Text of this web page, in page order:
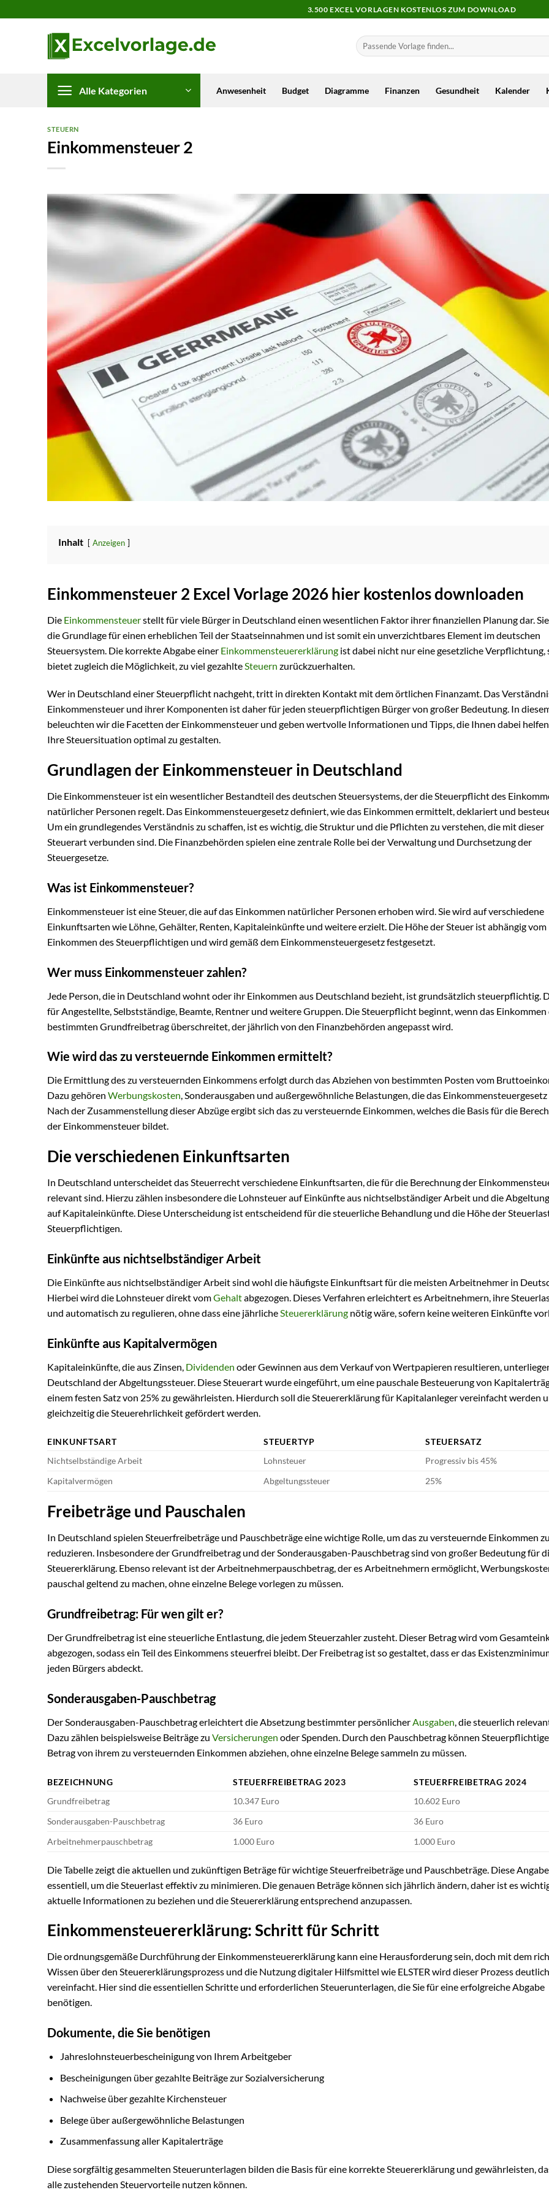
Inhalt
3.500 EXCEL VORLAGEN KOSTENLOS ZUM DOWNLOAD
Alle Kategorien Anwesenheit Budget Diagramme Finanzen Gesundheit Kalender
STEUERN
Einkommensteuer 2
Inhalt Anzeigen
Einkommensteuer 2 Excel Vorlage 2026 hier kostenlos downloaden
Die Einkommensteuerstellt für viele Bürger in Deutschland einen wesentlichen Faktor ihrer finanziellen Planung dar.
die Grundlage für einen erheblichen Teil der Staatseinnahmen und ist somit ein unverzichtbares Element im deutschen
Steuersystem. Die korrekte Abgabe einer Einkommensteuererklärung ist dabei nicht nur eine gesetzliche Verpflichtung,
bietet zugleich die Möglichkeit, zu viel gezahlte Steuern zurückzuerhalten.
Wer in Deutschland einer Steuerpflicht nachgeht, tritt in direkten Kontakt mit dem örtlichen Finanzamt. Das
Einkommensteuer und ihrer Komponenten ist daher für jeden steuerpflichtigen Bürger von großer Bedeutung. In
beleuchten wir die Facetten der Einkommensteuer und geben wertvolle Informationen und Tipps, die Ihnen dabei
Ihre Steuersituation optimal zu gestalten.
Grundlagen der Einkommensteuer in Deutschland
Die Einkommensteuer ist ein wesentlicher Bestandteil des deutschen Steuersystems, der die Steuerpflicht des
natürlicher Personen regelt. Das Einkommensteuergesetz definiert, wie das Einkommen ermittelt, deklariert und
Um ein grundlegendes Verständnis zu schaffen, ist es wichtig, die Struktur und die Pflichten zu verstehen, die mit dieser
Steuerart verbunden sind. Die Finanzbehörden spielen eine zentrale Rolle bei der Verwaltung und Durchsetzung der
Steuergesetze.
Was ist Einkommensteuer?
Einkommensteuer ist eine Steuer, die auf das Einkommen natürlicher Personen erhoben wird. Sie wird auf verschiedene
Einkunftsarten wie Löhne, Gehälter, Renten, Kapitaleinkünfte und weitere erzielt. Die Höhe der Steuer ist abhängig vom
Einkommen des Steuerpflichtigen und wird gemäß dem Einkommensteuergesetz festgesetzt.
Wer muss Einkommensteuer zahlen?
Jede Person, die in Deutschland wohnt oder ihr Einkommen aus Deutschland bezieht, ist grundsätzlich steuerpflichtig.
für Angestellte, Selbstständige, Beamte, Rentner und weitere Gruppen. Die Steuerpflicht beginnt, wenn das Einkommen
bestimmten Grundfreibetrag überschreitet, der jährlich von den Finanzbehörden angepasst wird.
Wie wird das zu versteuernde Einkommen ermittelt?
Die Ermittlung des zu versteuernden Einkommens erfolgt durch das Abziehen von bestimmten Posten vom
Dazu gehören Werbungskosten, Sonderausgaben und außergewöhnliche Belastungen, die das Einkommensteuergesetz
Nach der Zusammenstellung dieser Abzüge ergibt sich das zu versteuernde Einkommen, welches die Basis für die
der Einkommensteuer bildet.
Die verschiedenen Einkunftsarten
In Deutschland unterscheidet das Steuerrecht verschiedene Einkunftsarten, die für die Berechnung der
relevant sind. Hierzu zählen insbesondere die Lohnsteuer auf Einkünfte aus nichtselbständiger Arbeit und die
auf Kapitaleinkünfte. Diese Unterscheidung ist entscheidend für die steuerliche Behandlung und die Höhe der
Steuerpflichtigen.
Einkünfte aus nichtselbständiger Arbeit
Die Einkünfte aus nichtselbständiger Arbeit sind wohl die häufigste Einkunftsart für die meisten Arbeitnehmer in
Hierbei wird die Lohnsteuer direkt vomGehaltabgezogen. Dieses Verfahren erleichtert es Arbeitnehmern, ihre
und automatisch zu regulieren, ohne dass eine jährlicheSteuererklärung nötig wäre, sofern keine weiteren Einkünfte
Einkünfte aus Kapitalvermögen
Kapitaleinkünfte, die aus Zinsen, Dividenden oder Gewinnen aus dem Verkauf von Wertpapieren resultieren,
Deutschland der Abgeltungssteuer. Diese Steuerart wurde eingeführt, um eine pauschale Besteuerung von
einem festen Satz von 25% zu gewährleisten. Hierdurch soll die Steuererklärung für Kapitalanleger vereinfacht werden
gleichzeitig die Steuerehrlichkeit gefördert werden.
EINKUNFTSART STEUERTYP
STEUERSATZ
Nichtselbständige Arbeit
Lohnsteuer
Progressiv bis 45%
Kapitalvermögen
Abgeltungssteuer 25%
Freibeträge und Pauschalen
In Deutschland spielen Steuerfreibeträge und Pauschbeträge eine wichtige Rolle, um das zu versteuernde Einkommen zu
reduzieren. Insbesondere der Grundfreibetrag und der Sonderausgaben-Pauschbetrag sind von großer Bedeutung für
Steuererklärung. Ebenso relevant ist der Arbeitnehmerpauschbetrag, der es Arbeitnehmern ermöglicht,
pauschal geltend zu machen, ohne einzelne Belege vorlegen zu müssen.
Grundfreibetrag: Für wen gilt er?
Der Grundfreibetrag ist eine steuerliche Entlastung, die jedem Steuerzahler zusteht. Dieser Betrag wird vom
abgezogen, sodass ein Teil des Einkommens steuerfrei bleibt. Der Freibetrag ist so gestaltet, dass er das
jeden Bürgers abdeckt.
Sonderausgaben-Pauschbetrag
Der Sonderausgaben-Pauschbetrag erleichtert die Absetzung bestimmter persönlicherAusgaben, die steuerlich
Dazu zählen beispielsweise Beiträge zu Versicherungen oder Spenden. Durch den Pauschbetrag können
Betrag von ihrem zu versteuernden Einkommen abziehen, ohne einzelne Belege sammeln zu müssen.
BEZEICHNUNG STEUERFREIBETRAG 2023
STEUERFREIBETRAG 2024
Grundfreibetrag
10.347 Euro
10.602 Euro
Sonderausgaben-Pauschbetrag
36 Euro
36 Euro
Arbeitnehmerpauschbetrag
1.000 Euro 1.000 Euro
Die Tabelle zeigt die aktuellen und zukünftigen Beträge für wichtige Steuerfreibeträge und Pauschbeträge. Diese
essentiell, um die Steuerlast effektiv zu minimieren. Die genauen Beträge können sich jährlich ändern, daher ist es
aktuelle Informationen zu beziehen und die Steuererklärung entsprechend anzupassen.
Einkommensteuererklärung: Schritt für Schritt
Die ordnungsgemäße Durchführung der Einkommensteuererklärung kann eine Herausforderung sein, doch mit dem
Wissen über den Steuererklärungsprozess und die Nutzung digitaler Hilfsmittel wie ELSTER wird dieser Prozess deutlich
vereinfacht. Hier sind die essentiellen Schritte und erforderlichen Steuerunterlagen, die Sie für eine erfolgreiche Abgabe
benötigen.
Dokumente, die Sie benötigen
Jahreslohnsteuerbescheinigung von Ihrem Arbeitgeber
Bescheinigungen über gezahlte Beiträge zur Sozialversicherung
Nachweise über gezahlte Kirchensteuer
Belege über außergewöhnliche Belastungen
Zusammenfassung aller Kapitalerträge
Diese sorgfältig gesammelten Steuerunterlagen bilden die Basis für eine korrekte Steuererklärung und gewährleisten,
alle zustehenden Steuervorteile nutzen können.